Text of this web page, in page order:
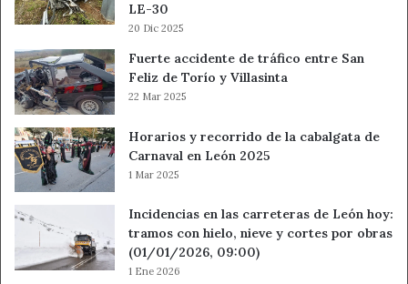
LE-30
20 Dic 2025
Fuerte accidente de tráfico entre San
Feliz de Torío y Villasinta
22 Mar 2025
Horarios y recorrido de la cabalgata de
Carnaval en León 2025
1 Mar 2025
Incidencias en las carreteras de León hoy:
tramos con hielo, nieve y cortes por obras
(01/01/2026, 09:00)
1 Ene 2026